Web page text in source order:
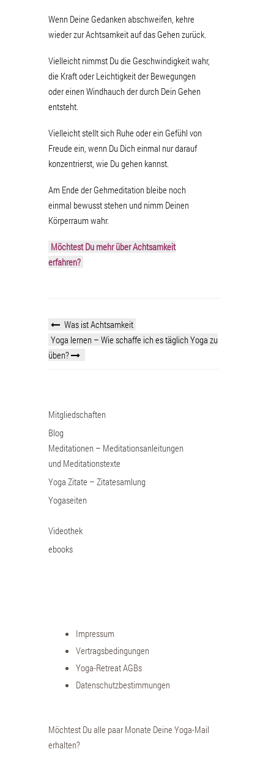
Wenn Deine Gedanken abschweifen, kehre
wieder zur Achtsamkeit auf das Gehen zurück.
Vielleicht nimmst Du die Geschwindigkeit wahr,
die Kraft oder Leichtigkeit der Bewegungen
oder einen Windhauch der durch Dein Gehen
entsteht.
Vielleicht stellt sich Ruhe oder ein Gefühl von
Freude ein, wenn Du Dich einmal nur darauf
konzentrierst, wie Du gehen kannst.
Am Ende der Gehmeditation bleibe noch
einmal bewusst stehen und nimm Deinen
Körperraum wahr.
Möchtest Du mehr über Achtsamkeit
erfahren?
Was ist Achtsamkeit
Yoga lernen – Wie schaffe ich es täglich Yoga zu
üben?
Mitgliedschaften
Blog
Meditationen – Meditationsanleitungen
und Meditationstexte
Yoga Zitate – Zitatesamlung
Yogaseiten
Videothek
ebooks
Impressum
Vertragsbedingungen
Yoga-Retreat AGBs
Datenschutzbestimmungen
Möchtest Du alle paar Monate Deine Yoga-Mail
erhalten?